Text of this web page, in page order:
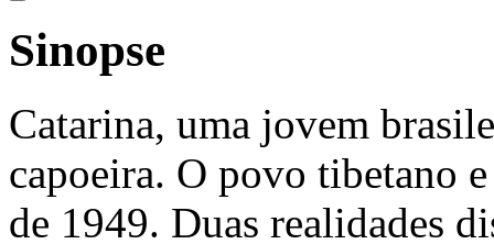
Sinopse
Catarina, uma jovem
capoeira. O povo tibetano
de 1949. Duas realidades